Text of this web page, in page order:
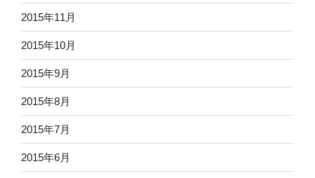
2015年11月
2015年10月
2015年9月
2015年8月
2015年7月
2015年6月